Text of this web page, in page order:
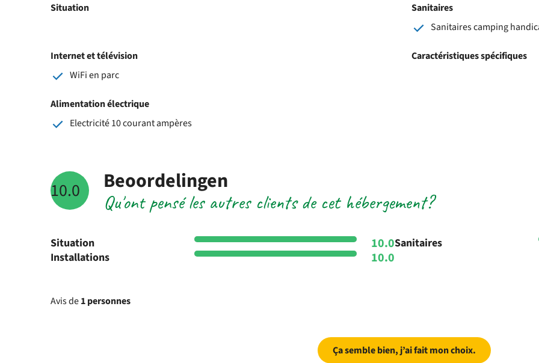
Situation
Sanitaires
Sanitaires camping
Internet et télévision
WiFi en parc
Caractéristiques spécifiques
Alimentation électrique
Electricité 10 courant ampères
10.0 Qu'ont pensé les autres clients de cet hébergement?
Beoordelingen
Situation 10.0Sanitaires
Installations 10.0
Avis de1 personnes
Ça semble bien, j’ai fait mon choix.